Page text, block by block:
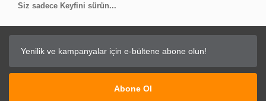
Siz sadece Keyfini sürün...
Abone Ol